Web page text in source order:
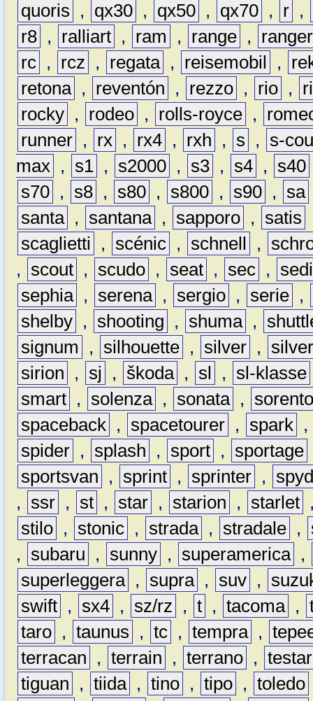
quoris
, qx30 , qx50 , qx70 , r ,
r8 , ralliart , ram , range ,
ranger
rc , rcz , regata , reisemobil ,
retona , reventón , rezzo , rio ,
rocky , rodeo , rolls-royce ,
runner , rx , rx4 , rxh , s ,
s-
max , s1 , s2000 , s3 , s4 , s40
s70 , s8 , s80 , s800 , s90 , sa
santa , santana , sapporo , satis
scaglietti
, scénic , schnell ,
,
scout , scudo , seat , sec ,
sephia , serena , sergio , serie ,
shelby , shooting , shuma ,
signum
, silhouette , silver ,
sirion
, sj , škoda , sl , sl-klasse
smart , solenza , sonata ,
spaceback , spacetourer , spark ,
spider , splash , sport , sportage
sportsvan
, sprint , sprinter ,
,
ssr , st , star , starion , starlet
stilo , stonic , strada , stradale ,
,
subaru , sunny , superamerica ,
superleggera , supra , suv ,
swift , sx4 , sz/rz , t , tacoma ,
taro , taunus , tc , tempra ,
terracan
, terrain , terrano ,
tiguan
, tiida , tino , tipo , toledo